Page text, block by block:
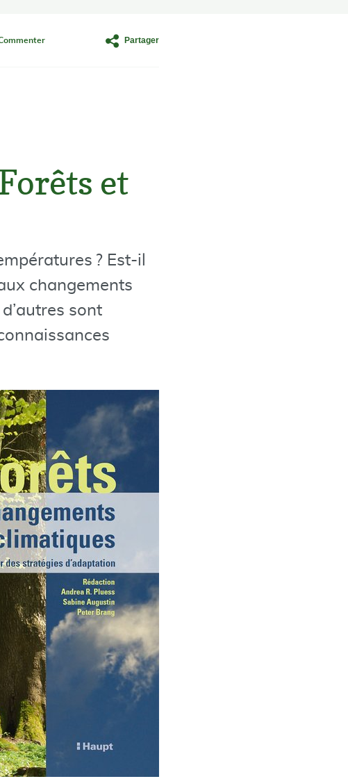
Partager
et
? Est-il
changements
sont